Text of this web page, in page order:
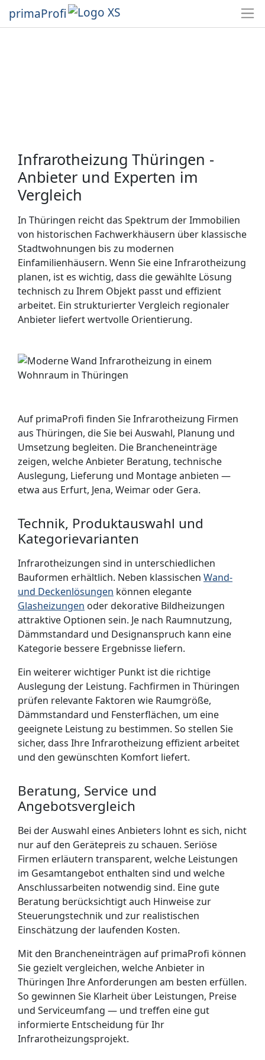
primaProfi
Infrarotheizung Thüringen -
Anbieter und Experten im
Vergleich
In Thüringen reicht das Spektrum der Immobilien
von historischen Fachwerkhäusern über klassische
Stadtwohnungen bis zu modernen
Einfamilienhäusern. Wenn Sie eine Infrarotheizung
planen, ist es wichtig, dass die gewählte Lösung
technisch zu Ihrem Objekt passt und effizient
arbeitet. Ein strukturierter Vergleich regionaler
Anbieter liefert wertvolle Orientierung.
Auf primaProfi finden Sie Infrarotheizung Firmen
aus Thüringen, die Sie bei Auswahl, Planung und
Umsetzung begleiten. Die Brancheneinträge
zeigen, welche Anbieter Beratung, technische
Auslegung, Lieferung und Montage anbieten —
etwa aus Erfurt, Jena, Weimar oder Gera.
Technik, Produktauswahl und
Kategorievarianten
Infrarotheizungen sind in unterschiedlichen
Bauformen erhältlich. Neben klassischen Wand-
und Deckenlösungen können elegante
Glasheizungen oder dekorative Bildheizungen
attraktive Optionen sein. Je nach Raumnutzung,
Dämmstandard und Designanspruch kann eine
Kategorie bessere Ergebnisse liefern.
Ein weiterer wichtiger Punkt ist die richtige
Auslegung der Leistung. Fachfirmen in Thüringen
prüfen relevante Faktoren wie Raumgröße,
Dämmstandard und Fensterflächen, um eine
geeignete Leistung zu bestimmen. So stellen Sie
sicher, dass Ihre Infrarotheizung effizient arbeitet
und den gewünschten Komfort liefert.
Beratung, Service und
Angebotsvergleich
Bei der Auswahl eines Anbieters lohnt es sich, nicht
nur auf den Gerätepreis zu schauen. Seriöse
Firmen erläutern transparent, welche Leistungen
im Gesamtangebot enthalten sind und welche
Anschlussarbeiten notwendig sind. Eine gute
Beratung berücksichtigt auch Hinweise zur
Steuerungstechnik und zur realistischen
Einschätzung der laufenden Kosten.
Mit den Brancheneinträgen auf primaProfi können
Sie gezielt vergleichen, welche Anbieter in
Thüringen Ihre Anforderungen am besten erfüllen.
So gewinnen Sie Klarheit über Leistungen, Preise
und Serviceumfang — und treffen eine gut
informierte Entscheidung für Ihr
Infrarotheizungsprojekt.